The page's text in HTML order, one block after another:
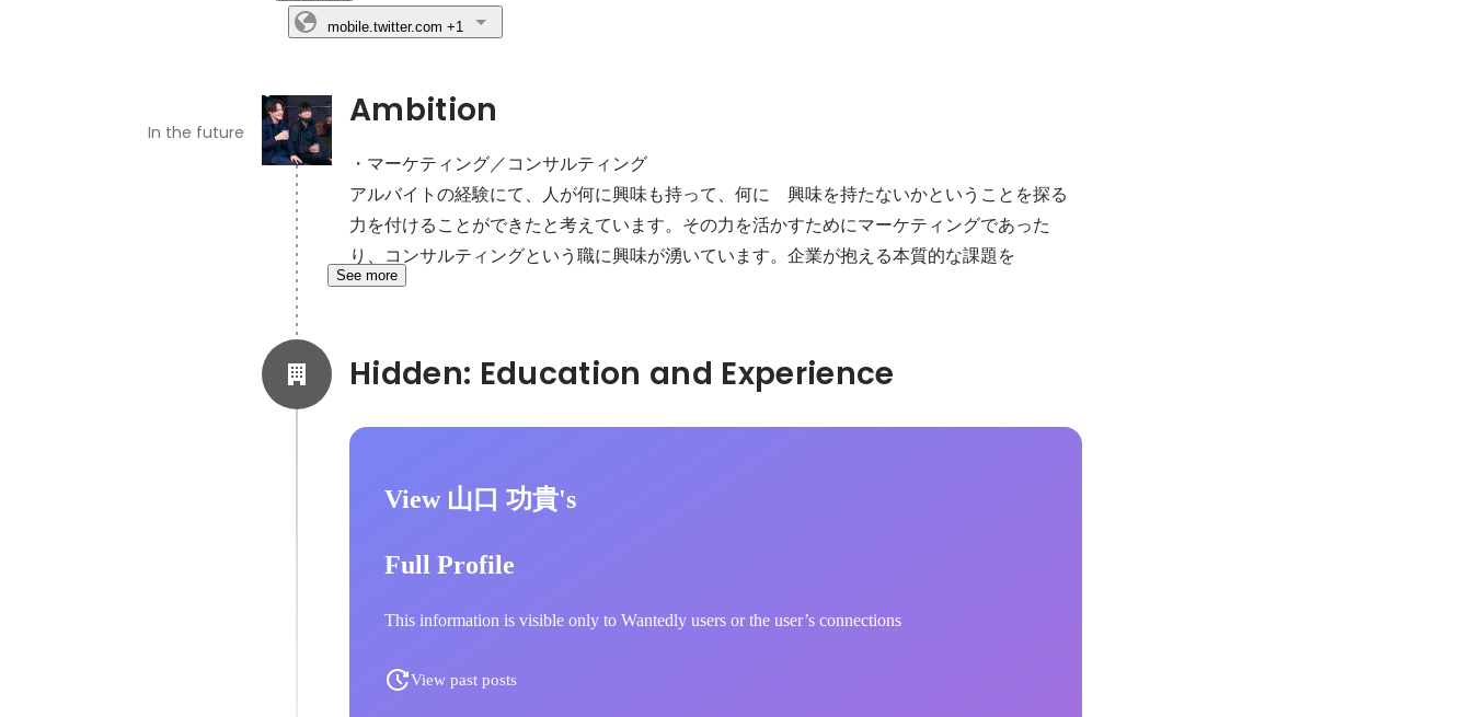
mobile.twitter.com +1
Ambition
In the future
・マーケティング／コンサルティング
アルバイトの経験にて、人が何に興味も持って、何に　興味を持たないかということを探る
力を付けることができたと考えています。その力を活かすためにマーケティングであった
り、コンサルティングという職に興味が湧いています。企業が抱える本質的な課題を
See more
View 山口 功貴's
Full Profile
This information is visible only to Wantedly users or the user’s connections
View past posts